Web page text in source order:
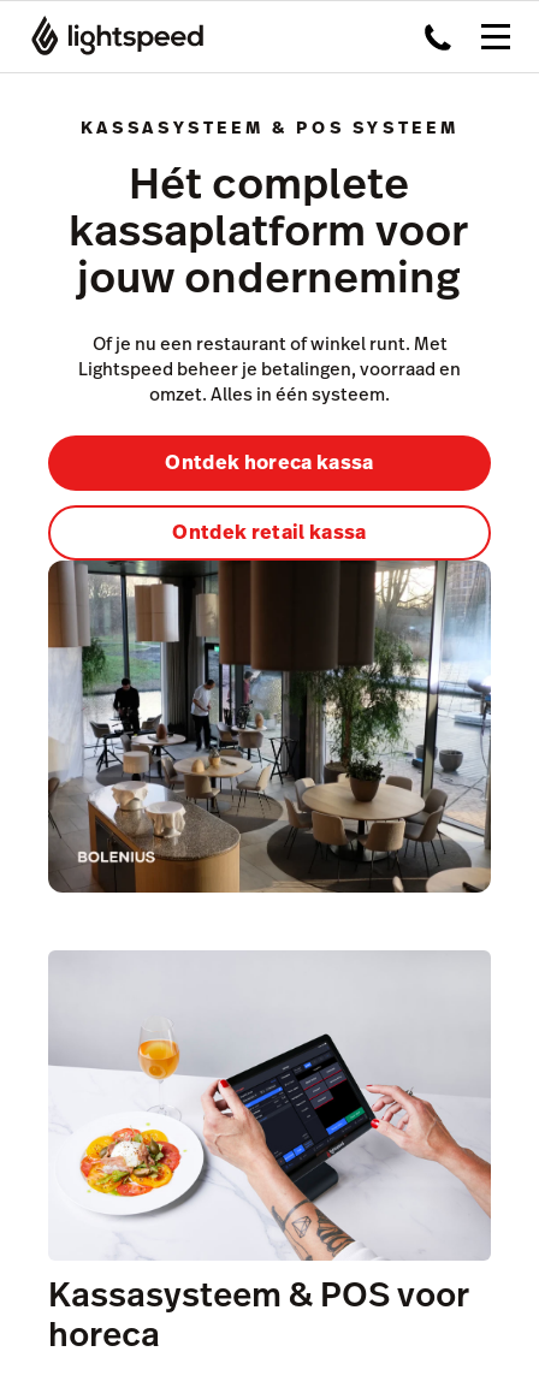
KASSASYSTEEM & POS SYSTEEM
Hét complete
kassaplatform voor
jouw onderneming
Of je nu een restaurant of winkel runt. Met
Lightspeed beheer je betalingen, voorraad en
omzet. Alles in één systeem.
Ontdek horeca kassa
Ontdek retail kassa
Kassasysteem & POS voor
horeca